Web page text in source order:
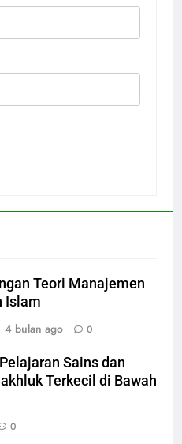
Teori Manajemen
Islam
4 bulan ago 0
Sains dan
Terkecil di Bawah
0